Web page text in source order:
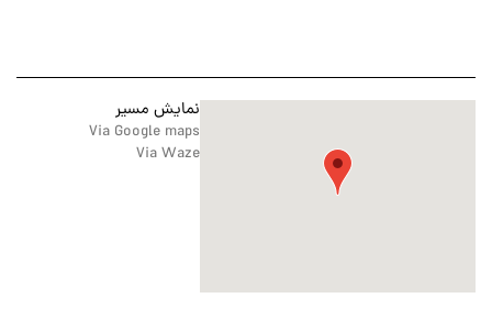
نمایش مسیر
Via Google maps
Via Waze